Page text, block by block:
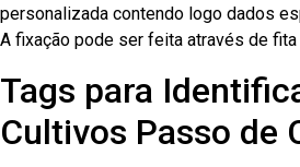
personalizada contendo logo dados
A fixação pode ser feita através de
Tags para
Cultivos Passo de